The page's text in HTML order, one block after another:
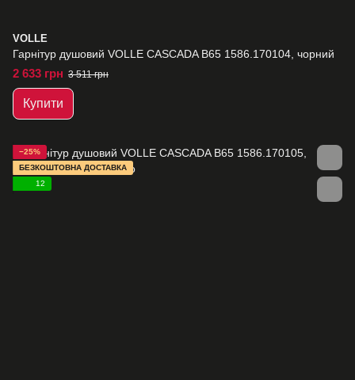
VOLLE
Гарнітур душовий VOLLE CASCADA B65 1586.170104, чорний
2 633 грн 3 511 грн
Купити
−25%
БЕЗКОШТОВНА ДОСТАВКА
12